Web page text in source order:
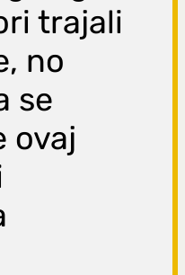
trajali
no
se
ovaj